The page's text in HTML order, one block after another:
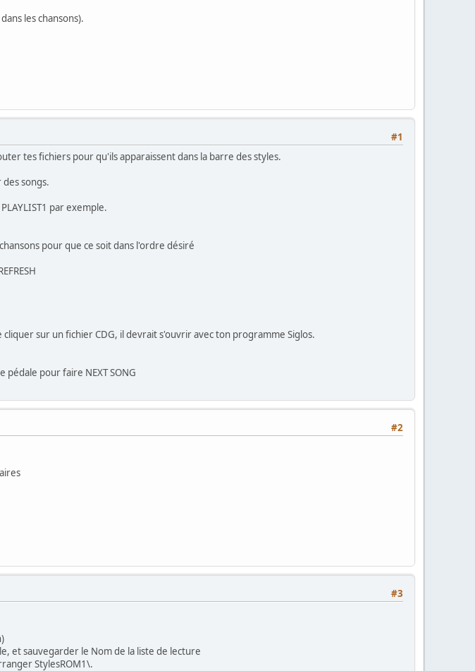
les chansons).
#1
tes fichiers pour qu'ils apparaissent dans la barre des styles.
des songs.
par exemple.
pour que ce soit dans l'ordre désiré
sur un fichier CDG, il devrait s'ouvrir avec ton programme Siglos.
pour faire NEXT SONG
#2
#3
et sauvegarder le Nom de la liste de lecture
StylesROM1\.